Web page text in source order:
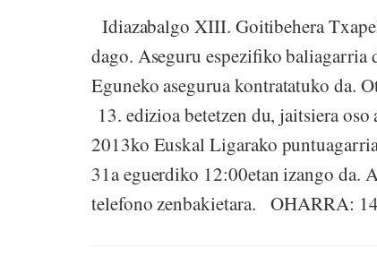
Idiazabalgo XIII. Goitibehera
dago. Aseguru espezifiko
Eguneko asegurua kontratatuko da.
13. edizioa betetzen du, jaitsiera
2013ko Euskal Ligarako
31a eguerdiko 12:00etan izango da.
telefono zenbakietara. OHARRA: